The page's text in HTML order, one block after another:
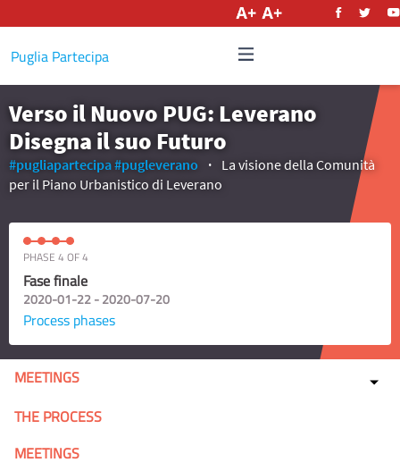
Puglia Partecipa
Verso il Nuovo PUG: Leverano
Disegna il suo Futuro
#pugliapartecipa#pugleverano
La visione della Comunità
per il Piano Urbanistico di Leverano
PHASE 4 OF 4
Fase finale
2020-01-22 - 2020-07-20
Process phases
MEETINGS
THE PROCESS
MEETINGS